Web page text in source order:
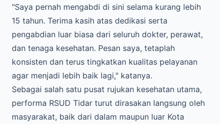
"Saya pernah mengabdi di sini selama kurang lebih
15 tahun. Terima kasih atas dedikasi serta
pengabdian luar biasa dari seluruh dokter, perawat,
dan tenaga kesehatan. Pesan saya, tetaplah
konsisten dan terus tingkatkan kualitas pelayanan
agar menjadi lebih baik lagi," katanya.
Sebagai salah satu pusat rujukan kesehatan utama,
performa RSUD Tidar turut dirasakan langsung oleh
masyarakat, baik dari dalam maupun luar Kota